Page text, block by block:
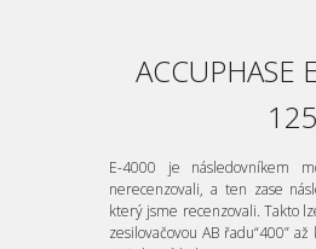
ACCUPHASE
E-4000 je následovníkem
nerecenzovali, a ten zase
který jsme recenzovali. Takto
zesilovačovou AB řadu“400”